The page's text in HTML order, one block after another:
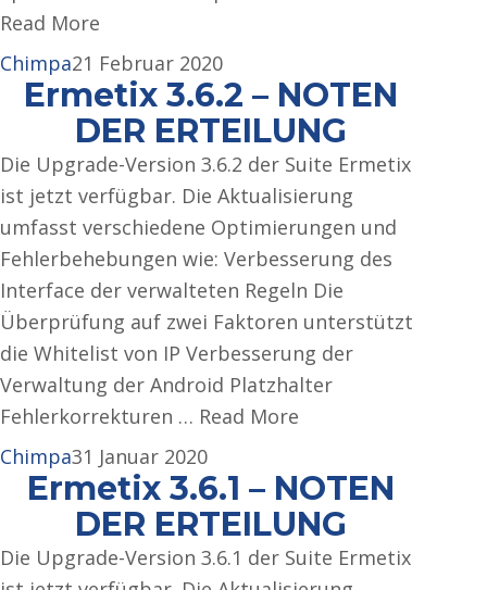
Read More
Chimpa21 Februar 2020
Ermetix 3.6.2 – NOTEN
DER ERTEILUNG
Die Upgrade-Version 3.6.2 der Suite Ermetix
ist jetzt verfügbar. Die Aktualisierung
umfasst verschiedene Optimierungen und
Fehlerbehebungen wie: Verbesserung des
Interface der verwalteten Regeln Die
Überprüfung auf zwei Faktoren unterstützt
die Whitelist von IP Verbesserung der
Verwaltung der Android Platzhalter
Fehlerkorrekturen … Read More
Chimpa31 Januar 2020
Ermetix 3.6.1 – NOTEN
DER ERTEILUNG
Die Upgrade-Version 3.6.1 der Suite Ermetix